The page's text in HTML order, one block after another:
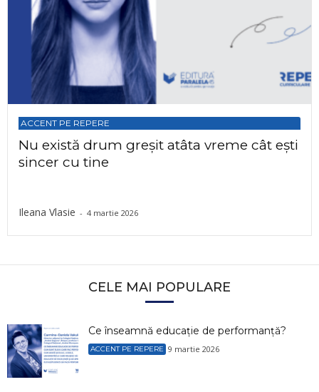
ACCENT PE REPERE
Nu există drum greșit atâta vreme cât ești
sincer cu tine
Ileana Vlasie - 4 martie 2026
CELE MAI POPULARE
Ce înseamnă educație de performanță?
ACCENT PE REPERE 9 martie 2026